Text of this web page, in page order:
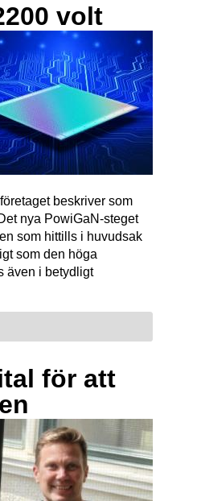
volt
beskriver som
nya PowiGaN-steget
som hittills i huvudsak
som den höga
även i betydligt
för att